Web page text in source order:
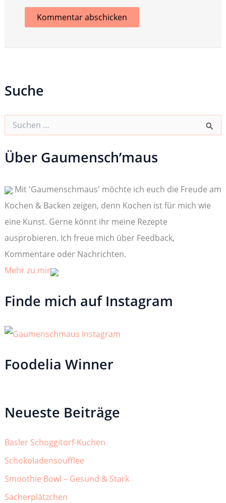
Suche
h
e
a
h
:
Über Gaumensch’maus
Mit 'Gaumenschmaus' möchte ich euch die Freude am
Kochen & Backen zeigen, denn Kochen ist für mich wie
eine Kunst. Gerne könnt ihr meine Rezepte
ausprobieren. Ich freue mich über Feedback,
Kommentare oder Nachrichten.
Mehr zu mir
Finde mich auf Instagram
Foodelia Winner
Neueste Beiträge
Basler Schoggitorf-Kuchen
Schokoladensoufflee
Smoothie Bowl – Gesund & Stark
Sacherplätzchen